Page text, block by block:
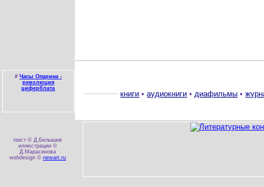
# Часы Опарина -
революция
циферблата
книги •аудиокниги •диафильмы •
текст © Д.Белышев
иллюстрации ©
Д.Марасинова
webdesign © newart.ru